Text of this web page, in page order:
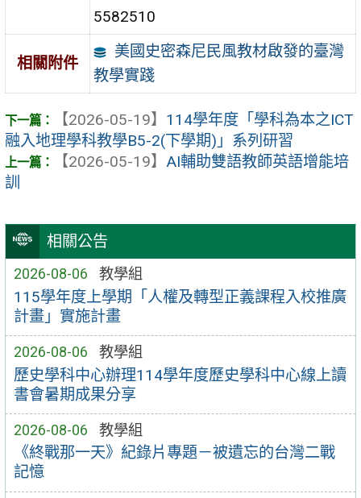
相關公告
2026-08-06 教學組
115學年度上學期「人權及轉型正義課程入校推廣
計畫」實施計畫
2026-08-06 教學組
歷史學科中心辦理114學年度歷史學科中心線上讀
書會暑期成果分享
2026-08-06 教學組
《終戰那一天》紀錄片專題－被遺忘的台灣二戰
記憶
5582510
相關附件
美國史密森尼民風教材啟發的臺灣
教學實踐
【2026-05-19】 114學年度「學科為本之ICT
融入地理學科教學B5-2(下學期)」系列研習
【2026-05-19】 AI輔助雙語教師英語增能培
訓